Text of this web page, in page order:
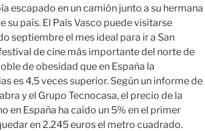
escapado en un camión junto a su hermana
su país. El País Vasco puede visitarse
septiembre el mes ideal para ir a San
de cine más importante del norte de
de obesidad que en España la
es 4,5 veces superior. Según un informe de
y el Grupo Tecnocasa, el precio de la
en España ha caído un 5% en el primer
en 2.245 euros el metro cuadrado.